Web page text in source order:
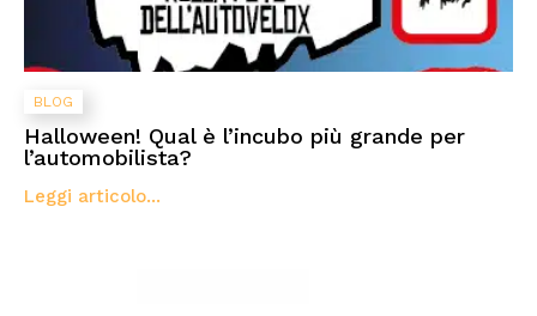
BLOG
Halloween! Qual è l’incubo più grande per
l’automobilista?
Leggi articolo...